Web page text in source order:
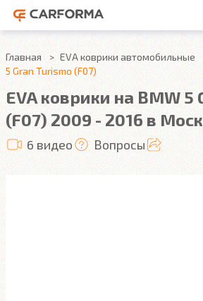
Главная EVA коврики автомобильные
5 Gran Turismo (F07)
EVA коврики на BMW 5
(F07) 2009 - 2016 в
6 видео Вопросы